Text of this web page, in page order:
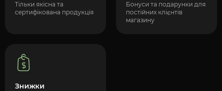
Тільки якісна та
сертифікована продукція
Бонуси та подарунки для
постійних клієнтів
магазину
Знижки